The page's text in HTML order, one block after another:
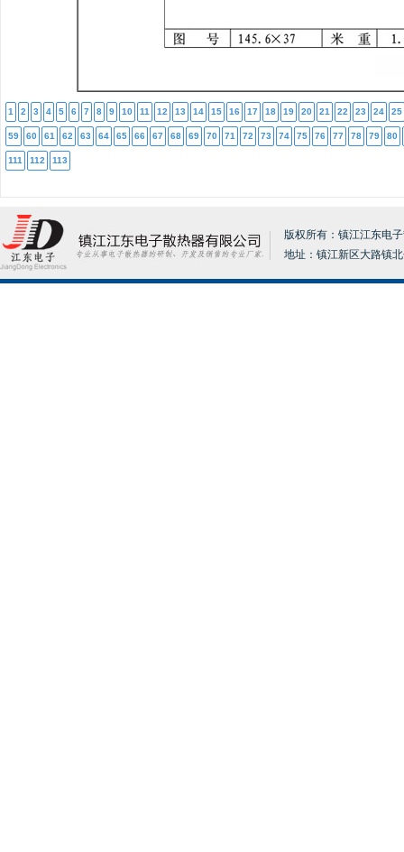
1 2 3 4 5 6 7 8 9 10 11 12 13 14 15 16 17 18 19 20 21 22 23 24 25
59 60 61 62 63 64 65 66 67 68 69 70 71 72 73 74 75 76 77 78 79 80
111 112 113
版权所有：镇江江东电
地址：镇江新区大路镇